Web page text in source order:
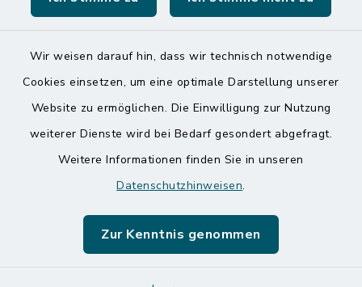
Wir weisen darauf hin, dass wir technisch notwendige
Cookies einsetzen, um eine optimale Darstellung unserer
Website zu ermöglichen. Die Einwilligung zur Nutzung
weiterer Dienste wird bei Bedarf gesondert abgefragt.
Weitere Informationen finden Sie in unseren
Datenschutzhinweisen.
Zur Kenntnis genommen
Kontakt
Datenschutz